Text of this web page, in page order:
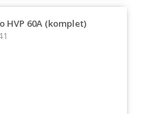
HVP 60A (komplet)